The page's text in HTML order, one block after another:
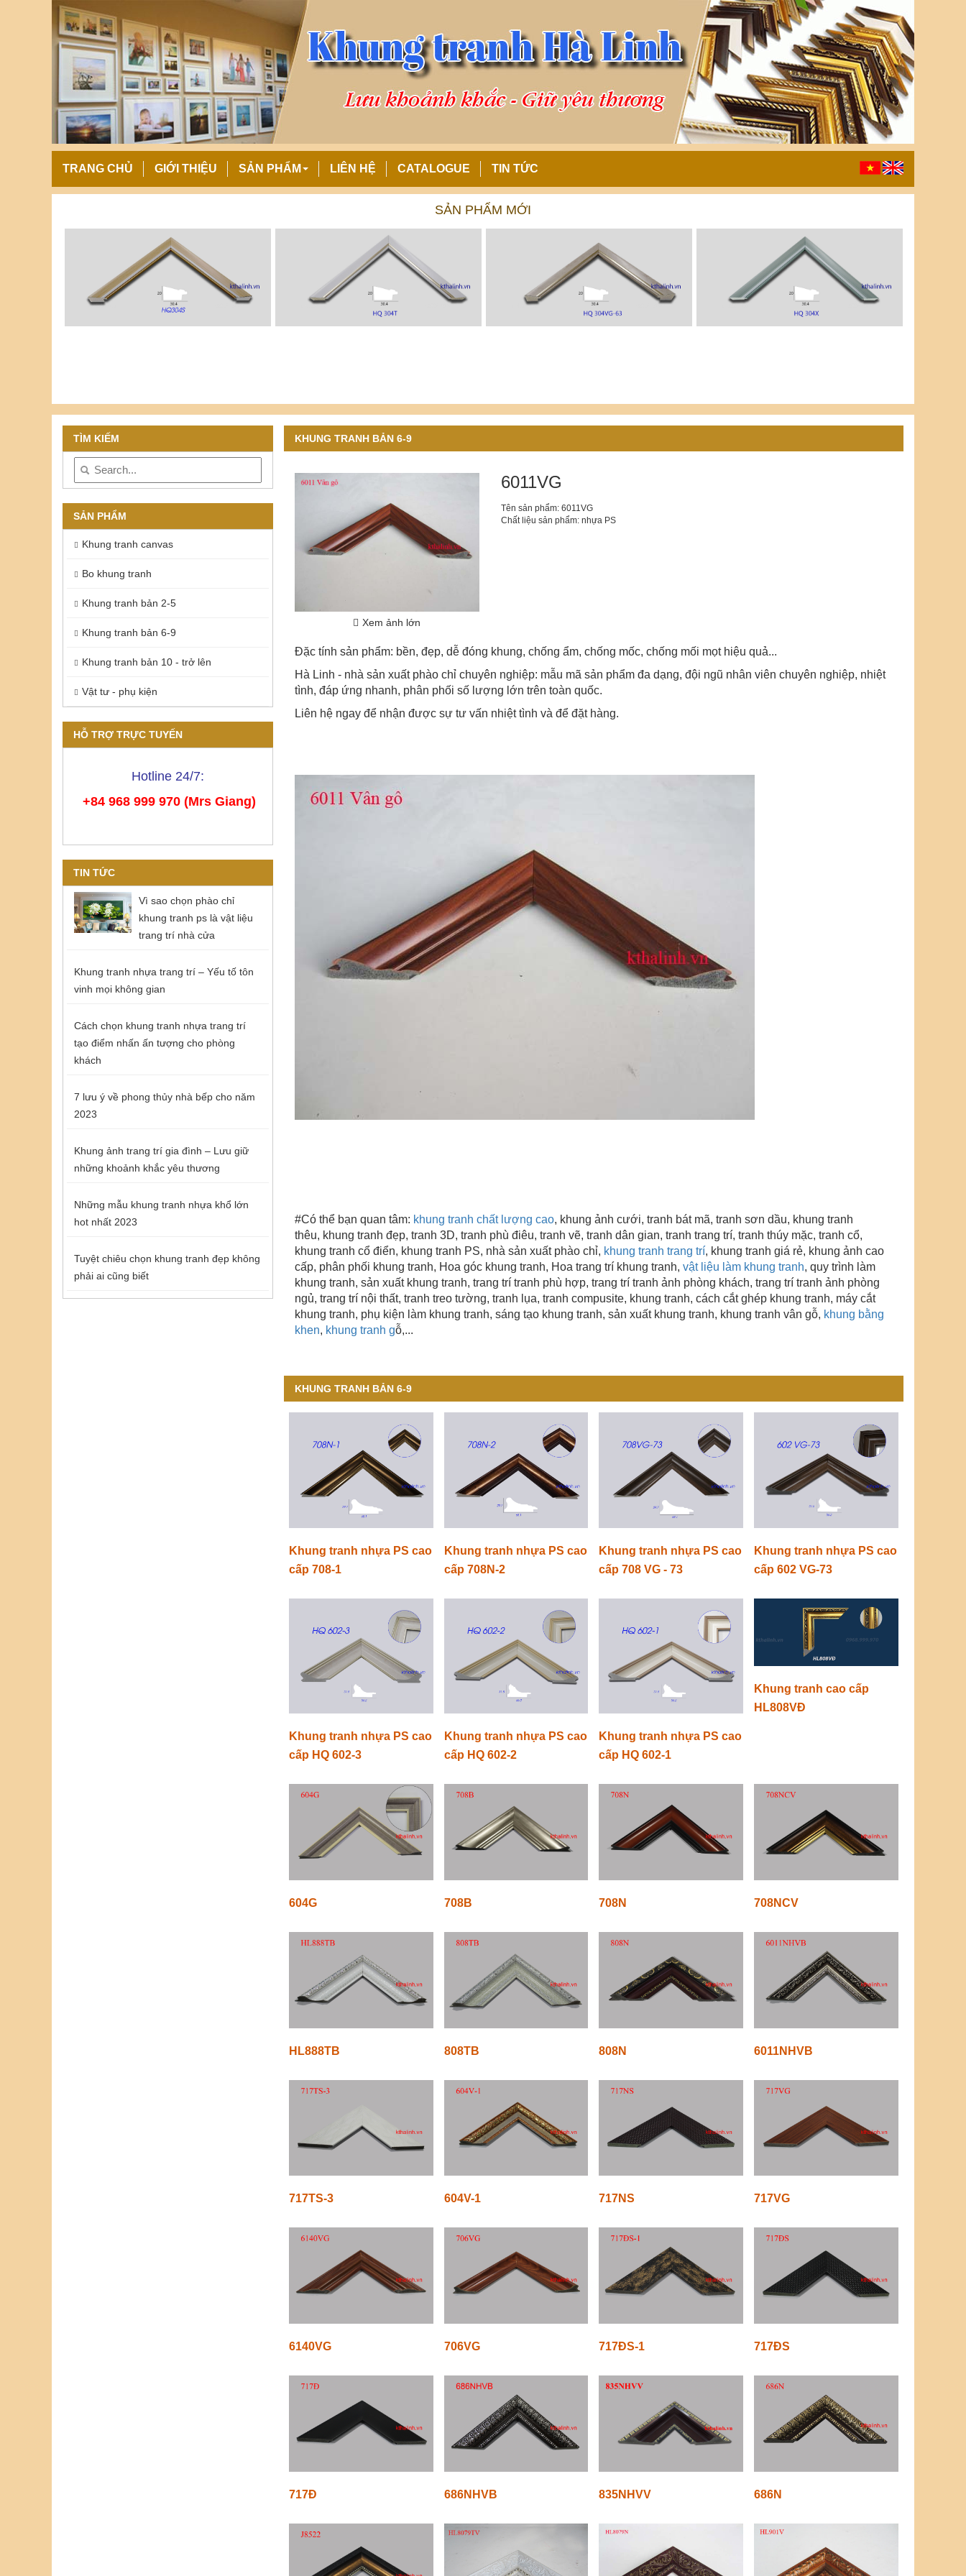
TRANG CHỦ GIỚI THIỆU SẢN PHẨM LIÊN HỆ CATALOGUE TIN TỨC
SẢN PHẨM MỚI
KHUNG TRANH BẢN 6-9
Xem ảnh lớn
6011VG
Tên sản phẩm: 6011VG
Chất liệu sản phẩm: nhựa PS
Đặc tính sản phẩm: bền, đẹp, dễ đóng khung, chống ẩm, chống mốc, chống mối mọt hiệu quả...
Hà Linh - nhà sản xuất phào chỉ chuyên nghiệp: mẫu mã sản phẩm đa dạng, đội ngũ nhân viên chuyên nghiệp, nhiệt
tình, đáp ứng nhanh, phân phối số lượng lớn trên toàn quốc.
Liên hệ ngay để nhận được sự tư vấn nhiệt tình và để đặt hàng.
#Có thể bạn quan tâm: khung tranh chất lượng cao, khung ảnh cưới, tranh bát mã, tranh sơn dầu, khung tranh
thêu, khung tranh đẹp, tranh 3D, tranh phù điêu, tranh vẽ, tranh dân gian, tranh trang trí, tranh thúy mặc, tranh cổ,
khung tranh cổ điển, khung tranh PS, nhà sản xuất phào chỉ, khung tranh trang trí, khung tranh giá rẻ, khung ảnh cao
cấp, phân phối khung tranh, Hoa góc khung tranh, Hoa trang trí khung tranh, vật liệu làm khung tranh, quy trình làm
khung tranh, sản xuất khung tranh, trang trí tranh phù hợp, trang trí tranh ảnh phòng khách, trang trí tranh ảnh phòng
ngủ, trang trí nội thất, tranh treo tường, tranh lụa, tranh compusite, khung tranh, cách cắt ghép khung tranh, máy cắt
khung tranh, phụ kiện làm khung tranh, sáng tạo khung tranh, sản xuất khung tranh, khung tranh vân gỗ, khung bằng
khen, khung tranh gỗ,...
KHUNG TRANH BẢN 6-9
Khung tranh nhựa PS cao
cấp 708-1
Khung tranh nhựa PS cao
cấp 708N-2
Khung tranh nhựa PS cao
cấp 708 VG - 73
Khung tranh nhựa PS cao
cấp 602 VG-73
Khung tranh nhựa PS cao
cấp HQ 602-3
Khung tranh nhựa PS cao
cấp HQ 602-2
Khung tranh nhựa PS cao
cấp HQ 602-1
Khung tranh cao cấp
HL808VĐ
604G 708B 708N 708NCV
HL888TB 808TB 808N 6011NHVB
717TS-3 604V-1 717NS 717VG
6140VG 706VG 717ĐS-1 717ĐS
717Đ 686NHVB 835NHVV 686N
TÌM KIẾM
SẢN PHẨM
Khung tranh canvas
Bo khung tranh
Khung tranh bản 2-5
Khung tranh bản 6-9
Khung tranh bản 10 - trở lên
Vật tư - phụ kiện
HỖ TRỢ TRỰC TUYẾN
Hotline 24/7:
+84 968 999 970 (Mrs Giang)
TIN TỨC
Vì sao chọn phào chỉ
khung tranh ps là vật liệu
trang trí nhà cửa
Khung tranh nhựa trang trí – Yếu tố tôn
vinh mọi không gian
Cách chọn khung tranh nhựa trang trí
tạo điểm nhấn ấn tượng cho phòng
khách
7 lưu ý về phong thủy nhà bếp cho năm
2023
Khung ảnh trang trí gia đình – Lưu giữ
những khoảnh khắc yêu thương
Những mẫu khung tranh nhựa khổ lớn
hot nhất 2023
Tuyệt chiêu chọn khung tranh đẹp không
phải ai cũng biết